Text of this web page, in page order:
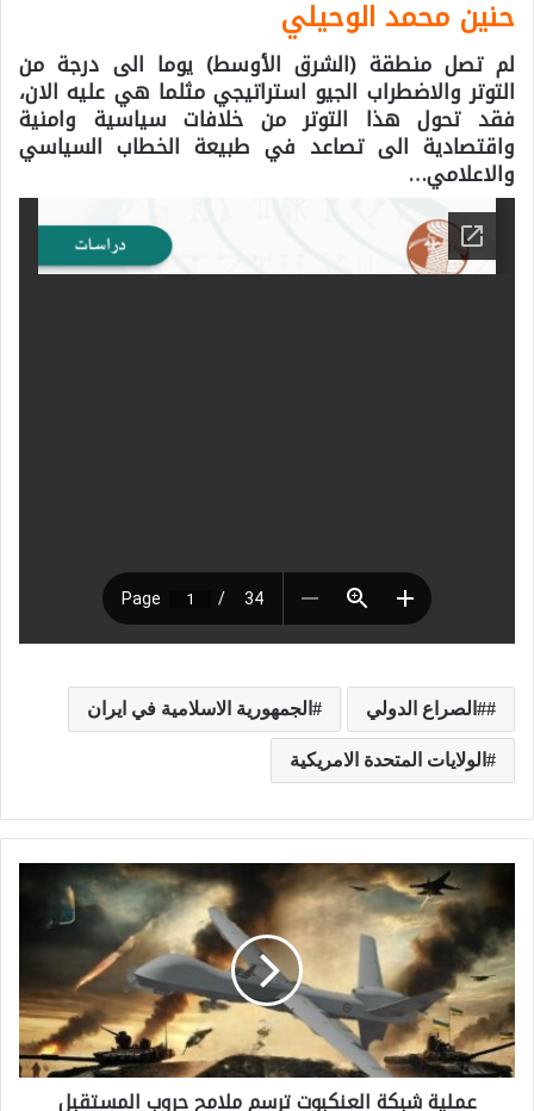
حنين محمد الوحيلي
لم تصل منطقة (الشرق الأوسط) يوما الى درجة من
التوتر والاضطراب الجيو استراتيجي مثلما هي عليه الان،
فقد تحول هذا التوتر من خلافات سياسية وامنية
واقتصادية الى تصاعد في طبيعة الخطاب السياسي
والاعلامي…
#الصراع الدولي الجمهورية الاسلامية في ايران
الولايات المتحدة الامريكية
ل
ي
ة
ش
عملية شبكة العنكبوت ترسم ملامح حروب المستقبل